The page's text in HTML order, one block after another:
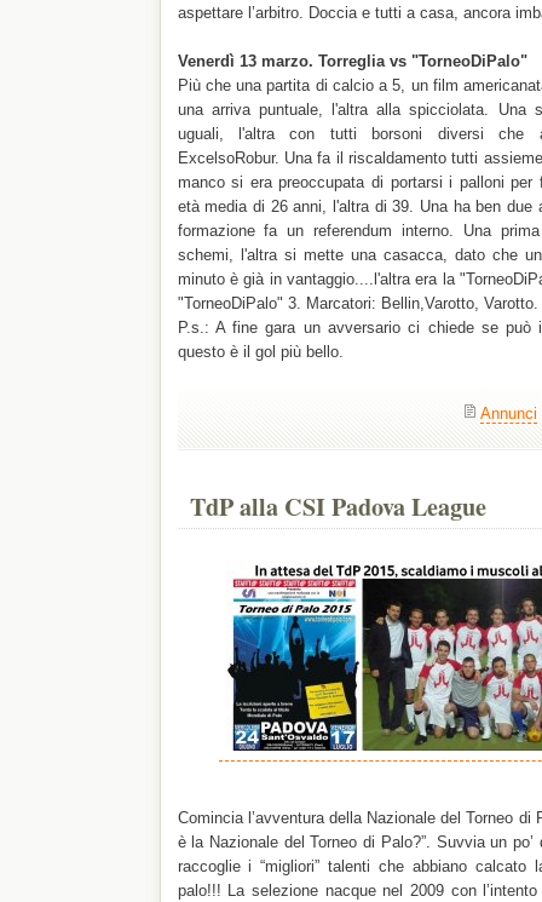
aspettare l’arbitro. Doccia e tutti a casa, ancora
Venerdì 13 marzo. Torreglia vs "TorneoDiPalo"
Più che una partita di calcio a 5, un film
una arriva puntuale, l'altra alla spicciolata. Una
uguali, l'altra con tutti borsoni diversi che
ExcelsoRobur. Una fa il riscaldamento tutti
manco si era preoccupata di portarsi i palloni per
età media di 26 anni, l'altra di 39. Una ha ben due
formazione fa un referendum interno. Una
schemi, l'altra si mette una casacca, dato che
minuto è già in vantaggio....l'altra era la
"TorneoDiPalo" 3. Marcatori: Bellin,Varotto, Varotto.
P.s.: A fine gara un avversario ci chiede se può
questo è il gol più bello.
Annunci
TdP alla CSI Padova League
Comincia l’avventura della Nazionale del Torneo
è la Nazionale del Torneo di Palo?”. Suvvia un
raccoglie i “migliori” talenti che abbiano
palo!!! La selezione nacque nel 2009 con